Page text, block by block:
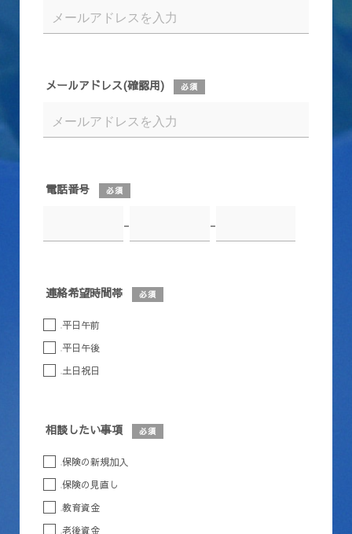
メールアドレス(確認用) 必須
電話番号 必須
- -
連絡希望時間帯 必須
平日午前
平日午後
土日祝日
相談したい事項 必須
保険の新規加入
保険の見直し
教育資金
老後資金